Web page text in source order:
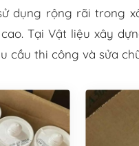
dụng rộng rãi trong
Tại Vật liệu xây
cầu thi công và sửa